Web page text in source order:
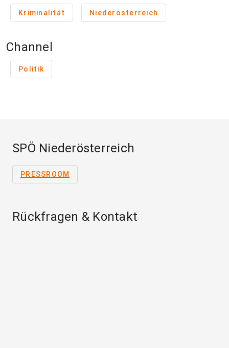
Kriminalität Niederösterreich
Channel
Politik
SPÖ Niederösterreich
PRESSROOM
Rückfragen & Kontakt